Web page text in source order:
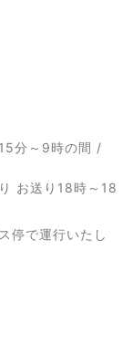
分～9時の間 /
お送り18時～18
停で運行いたし